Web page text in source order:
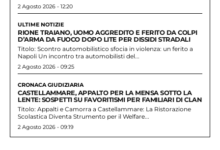
2 Agosto 2026 - 12:20
ULTIME NOTIZIE
RIONE TRAIANO, UOMO AGGREDITO E FERITO DA COLPI
D’ARMA DA FUOCO DOPO LITE PER DISSIDI STRADALI
Titolo: Scontro automobilistico sfocia in violenza: un ferito a
Napoli Un incontro tra automobilisti del...
2 Agosto 2026 - 09:25
CRONACA GIUDIZIARIA
CASTELLAMMARE, APPALTO PER LA MENSA SOTTO LA
LENTE: SOSPETTI SU FAVORITISMI PER FAMILIARI DI CLAN
Titolo: Appalti e Camorra a Castellammare: La Ristorazione
Scolastica Diventa Strumento per il Welfare...
2 Agosto 2026 - 09:19